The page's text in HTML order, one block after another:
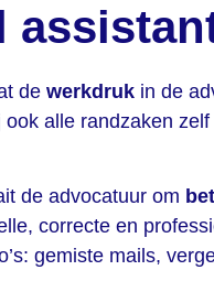
de werkdruk in de
ook alle randzaken
de advocatuur om
correcte en
gemiste mails,